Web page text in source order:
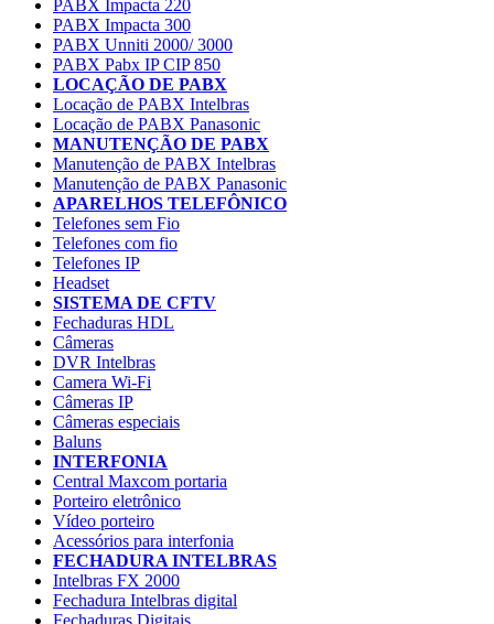
PABX Impacta 220
PABX Impacta 300
PABX Unniti 2000/ 3000
PABX Pabx IP CIP 850
LOCAÇÃO DE PABX
Locação de PABX Intelbras
Locação de PABX Panasonic
MANUTENÇÃO DE PABX
Manutenção de PABX Intelbras
Manutenção de PABX Panasonic
APARELHOS TELEFÔNICO
Telefones sem Fio
Telefones com fio
Telefones IP
Headset
SISTEMA DE CFTV
Fechaduras HDL
Câmeras
DVR Intelbras
Camera Wi-Fi
Câmeras IP
Câmeras especiais
Baluns
INTERFONIA
Central Maxcom portaria
Porteiro eletrônico
Vídeo porteiro
Acessórios para interfonia
FECHADURA INTELBRAS
Intelbras FX 2000
Fechadura Intelbras digital
Fechaduras Digitais